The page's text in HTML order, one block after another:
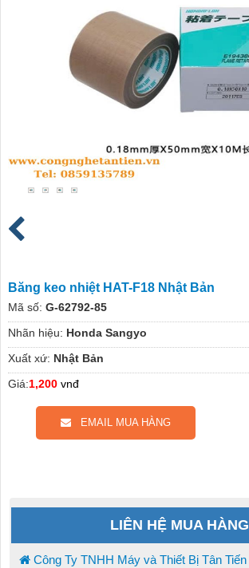
Băng keo nhiệt HAT-F18 Nhật Bản
Mã số: G-62792-85
Nhãn hiệu: Honda Sangyo
Xuất xứ: Nhật Bản
Giá:1,200 vnđ
EMAIL MUA HÀNG
LIÊN HỆ MUA HÀNG
Công Ty TNHH Máy và Thiết Bị Tân Tiến